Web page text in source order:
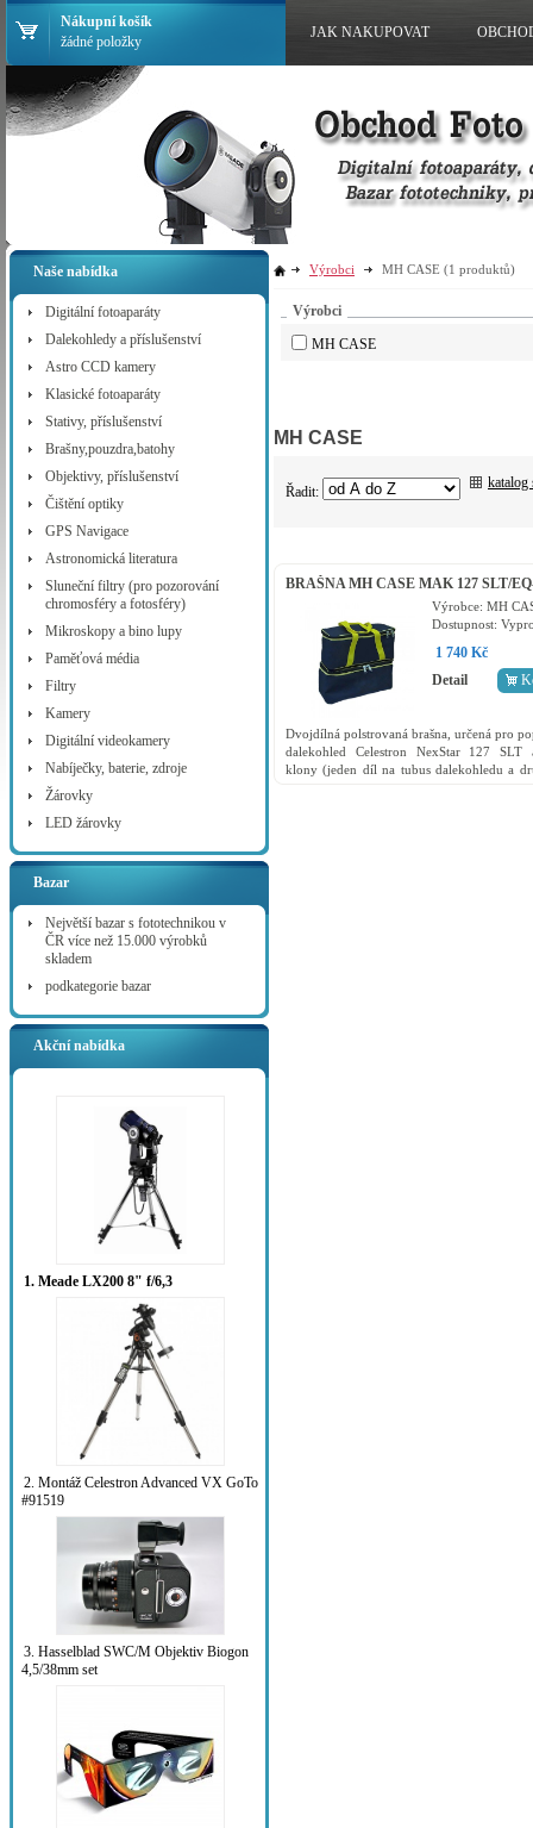
Naše nabídka
Digitální fotoaparáty
Dalekohledy a příslušenství
Astro CCD kamery
Klasické fotoaparáty
Stativy, příslušenství
Brašny,pouzdra,batohy
Objektivy, příslušenství
Čištění optiky
GPS Navigace
Astronomická literatura
Sluneční filtry (pro pozorování
chromosféry a fotosféry)
Mikroskopy a bino lupy
Paměťová média
Filtry
Kamery
Digitální videokamery
Nabíječky, baterie, zdroje
Žárovky
LED žárovky
Bazar
Největší bazar s fototechnikou v
ČR více než 15.000 výrobků
skladem
podkategorie bazar
Akční nabídka
1. Meade LX200 8" f/6,3
2. Montáž Celestron Advanced VX GoTo
#91519
3. Hasselblad SWC/M Objektiv Biogon
4,5/38mm set
Výrobci MH CASE (1 produktů)
Výrobci
MH CASE
MH CASE
Řadit:
katalog
BRAŠNA MH CASE MAK 127 SLT/
Výrobce: MH
Dostupnost:
1 740 Kč
Detail
Dvojdílná polstrovaná brašna, určená pro
dalekohled Celestron NexStar 127 SLT
klony (jeden díl na tubus dalekohledu a
Nákupní košík
žádné položky
JAK NAKUPOVAT